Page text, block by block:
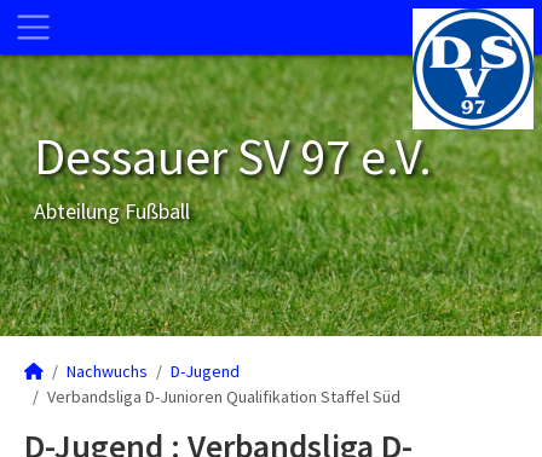
Dessauer SV 97 e.V.
Abteilung Fußball
Nachwuchs
D-Jugend
Verbandsliga D-Junioren Qualifikation Staffel Süd
D-Jugend : Verbandsliga D-